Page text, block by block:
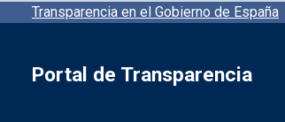
Pie de pagina
Transparencia en el Gobierno de España
Portal de Transparencia